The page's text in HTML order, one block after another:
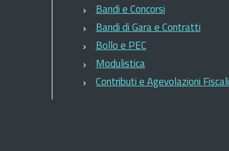
Bandi e Concorsi
Bandi di Gara e Contratti
Bollo e PEC
Modulistica
Contributi e Agevolazioni Fiscali